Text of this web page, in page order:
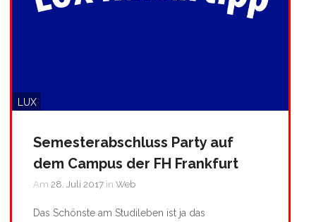
LUX
Semesterabschluss Party auf
dem Campus der FH Frankfurt
Am 28. Juli 2017 in Web
Das Schönste am Studileben ist ja das